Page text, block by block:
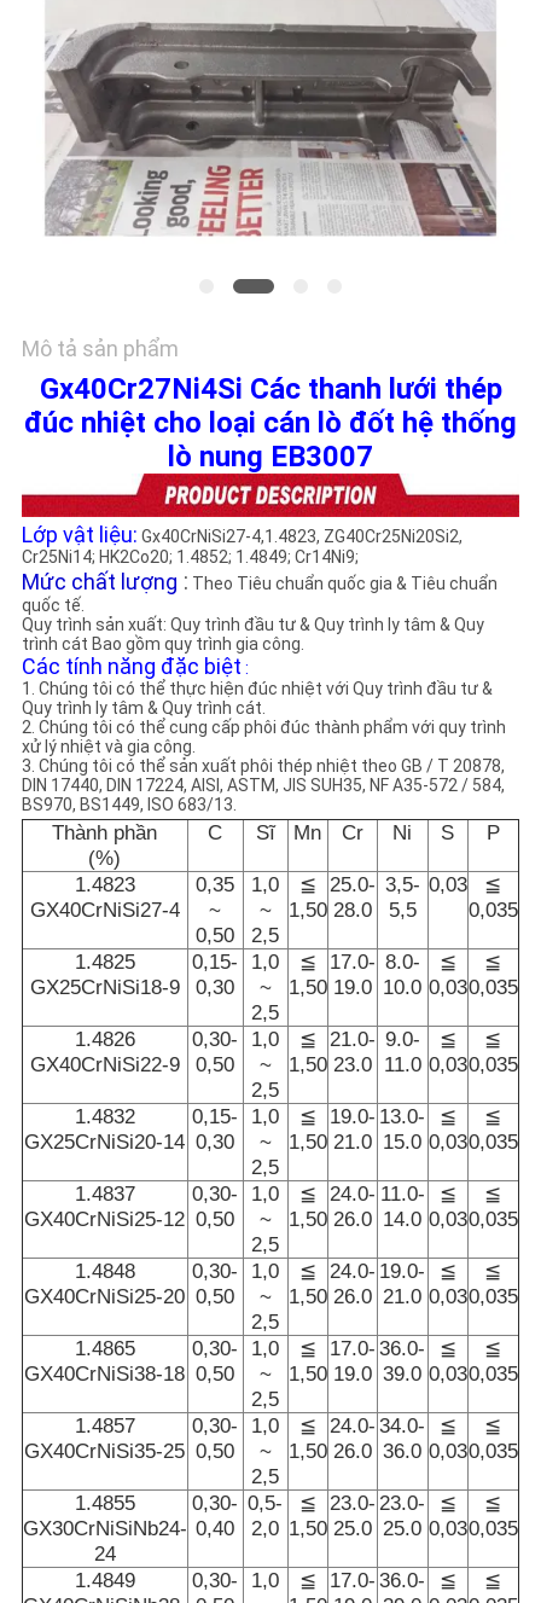
CHÚNG
TÔI
TIN
TỨC
BÁO
GIÁ
ĐỒ
TRANG
WEB
CHÍNH
SÁCH
BẢO
MẬT
Mô tả sản phẩm
Gx40Cr27Ni4Si Các thanh lưới thép
đúc nhiệt cho loại cán lò đốt hệ thống
lò nung EB3007
Lớp vật liệu: Gx40CrNiSi27-4,1.4823, ZG40Cr25Ni20Si2,
Cr25Ni14; HK2Co20; 1.4852; 1.4849; Cr14Ni9;
Mức chất lượng : Theo Tiêu chuẩn quốc gia & Tiêu chuẩn
quốc tế.
Quy trình sản xuất: Quy trình đầu tư & Quy trình ly tâm & Quy
trình cát Bao gồm quy trình gia công.
Các tính năng đặc biệt :
1. Chúng tôi có thể thực hiện đúc nhiệt với Quy trình đầu tư &
Quy trình ly tâm & Quy trình cát.
2. Chúng tôi có thể cung cấp phôi đúc thành phẩm với quy trình
xử lý nhiệt và gia công.
3. Chúng tôi có thể sản xuất phôi thép nhiệt theo GB / T 20878,
DIN 17440, DIN 17224, AISI, ASTM, JIS SUH35, NF A35-572 / 584,
BS970, BS1449, ISO 683/13.
Thành phần
(%)
C Sĩ Mn Cr Ni S P
1.4823
GX40CrNiSi27-4
0,35
~
0,50
1,0
~
2,5
≦
1,50
25.0-
28.0
3,5-
5,5
0,03
≦
0,035
1.4825
GX25CrNiSi18-9
0,15-
0,30
1,0
~
2,5
≦
1,50
17.0-
19.0
8.0-
10.0
≦
0,03
≦
0,035
1.4826
GX40CrNiSi22-9
0,30-
0,50
1,0
~
2,5
≦
1,50
21.0-
23.0
9.0-
11.0
≦
0,03
≦
0,035
1.4832
GX25CrNiSi20-14
0,15-
0,30
1,0
~
2,5
≦
1,50
19.0-
21.0
13.0-
15.0
≦
0,03
≦
0,035
1.4837
GX40CrNiSi25-12
0,30-
0,50
1,0
~
2,5
≦
1,50
24.0-
26.0
11.0-
14.0
≦
0,03
≦
0,035
1.4848
GX40CrNiSi25-20
0,30-
0,50
1,0
~
2,5
≦
1,50
24.0-
26.0
19.0-
21.0
≦
0,03
≦
0,035
1.4865
GX40CrNiSi38-18
0,30-
0,50
1,0
~
2,5
≦
1,50
17.0-
19.0
36.0-
39.0
≦
0,03
≦
0,035
1.4857
GX40CrNiSi35-25
0,30-
0,50
1,0
~
2,5
≦
1,50
24.0-
26.0
34.0-
36.0
≦
0,03
≦
0,035
1.4855
GX30CrNiSiNb24-
24
0,30-
0,40
0,5-
2,0
≦
1,50
23.0-
25.0
23.0-
25.0
≦
0,03
≦
0,035
1.4849
0,30-
1,0
≦
17.0- 36.0-
≦
≦